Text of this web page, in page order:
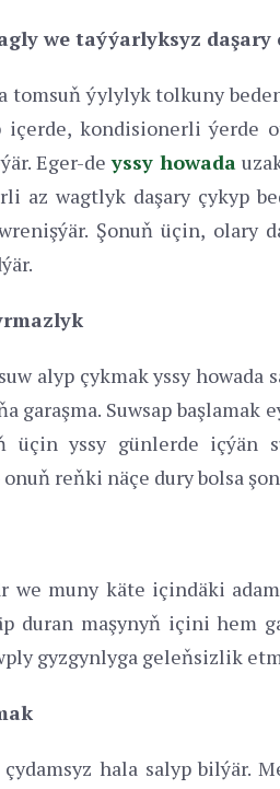
we taýýarlyksyz
tomsuň ýylylyk tolkuny
içerde, kondisionerli ýerde
Eger-deyssy howada
az wagtlyk daşary çykyp
Şonuň üçin, olary
alyp çykmak yssy
garaşma. Suwsap
üçin yssy günlerde içýän
reňki näçe dury bolsa
we muny käte içindäki
maşynyň içini hem
gyzgynlyga geleňsizlik
hala salyp bilýär.